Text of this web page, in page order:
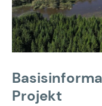
Projekt